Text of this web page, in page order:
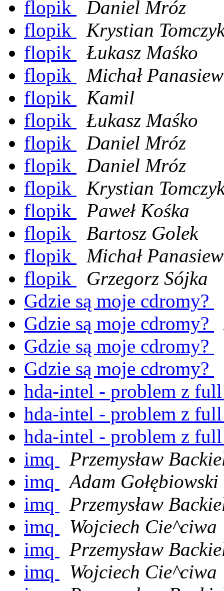
flopik
Daniel Mróz
flopik
Krystian
flopik
Łukasz Maśko
flopik
Michał
flopik
Kamil
flopik
Łukasz Maśko
flopik
Daniel Mróz
flopik
Daniel Mróz
flopik
Krystian
flopik
Paweł Kośka
flopik
Bartosz Golek
flopik
Michał
flopik
Grzegorz Sójka
Gdzie są moje cdromy?
Gdzie są moje cdromy?
Gdzie są moje cdromy?
Gdzie są moje cdromy?
hda-intel - problem z
hda-intel - problem z
hda-intel - problem z
imq
Przemysław
imq
Adam Gołębiowski
imq
Przemysław
imq
Wojciech Cie^ciwa
imq
Przemysław
imq
Wojciech Cie^ciwa